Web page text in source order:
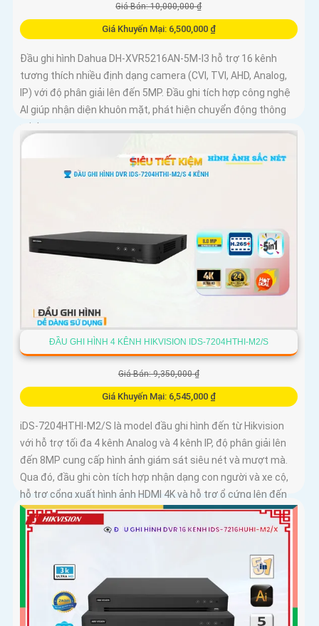
Giá Bán: 10,000,000 ₫
Giá Khuyến Mại: 6,500,000 ₫
Đầu ghi hình Dahua DH-XVR5216AN-5M-I3 hỗ trợ 16 kênh
tương thích nhiều định dạng camera (CVI, TVI, AHD, Analog,
IP) với độ phân giải lên đến 5MP. Đầu ghi tích hợp công nghệ
AI giúp nhận diện khuôn mặt, phát hiện chuyển động thông
minh
ĐẦU GHI HÌNH 4 KÊNH HIKVISION IDS-7204HTHI-M2/S
Giá Bán: 9,350,000 ₫
Giá Khuyến Mại: 6,545,000 ₫
iDS-7204HTHI-M2/S là model đầu ghi hình đến từ Hikvision
với hỗ trợ tối đa 4 kênh Analog và 4 kênh IP, độ phân giải lên
đến 8MP cung cấp hình ảnh giám sát siêu nét và mượt mà.
Qua đó, đầu ghi còn tích hợp nhận dạng con người và xe cộ,
hỗ trợ cổng xuất hình ảnh HDMI 4K và hỗ trợ ổ cứng lên đến
10TB